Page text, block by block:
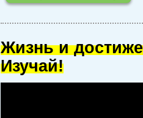
Жизнь и
Изучай!